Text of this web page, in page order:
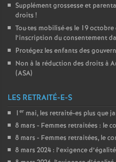
Supplément grossesse et
droits !
Tou·tes mobilisé·es le 19
l’inscription du consentement
Protégez les enfants des
Non à la réduction des droits à
(ASA)
LES RETRAITÉ-E-S
1 er mai, les retraité-es plus que
8 mars - Femmes retraitées : le
8 mars - Femmes retraitées, le
8 mars 2024 : l’exigence